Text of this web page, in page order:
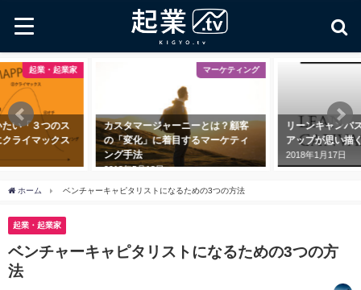
カスタマージャーニーとは？顧客
の「変化」に着目するマーケティ
2018年5月18日
リーンキャンバスとは？ スター
アップが思い描くべき9つの項目
2018年1月17日
ホーム ベンチャーキャピタリストになるための3つの方法
起業・起業家
ベンチャーキャピタリストになるための3つの方
法